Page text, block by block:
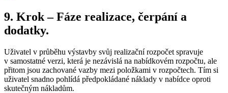
9. Krok – Fáze realizace, čerpání a
dodatky.
Uživatel v průběhu výstavby svůj realizační rozpočet spravuje
v samostatné verzi, která je nezávislá na nabídkovém rozpočtu, ale
přitom jsou zachované vazby mezi položkami v rozpočtech. Tím si
uživatel snadno pohlídá předpokládané náklady v nabídce oproti
skutečným nákladům.